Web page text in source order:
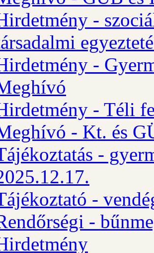
-
-
- Téli
- Kt. és
-
-
-